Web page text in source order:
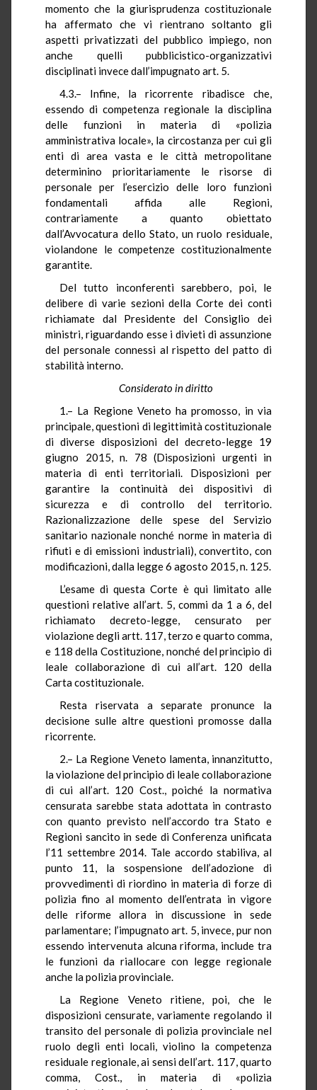
momento che la giurisprudenza costituzionale
ha affermato che vi rientrano soltanto gli
aspetti privatizzati del pubblico impiego, non
anche quelli pubblicistico-organizzativi
disciplinati invece dall’impugnato art. 5.
4.3.– Infine, la ricorrente ribadisce che,
essendo di competenza regionale la disciplina
delle funzioni in materia di «polizia
amministrativa locale», la circostanza per cui gli
enti di area vasta e le città metropolitane
determinino prioritariamente le risorse di
personale per l’esercizio delle loro funzioni
fondamentali affida alle Regioni,
contrariamente a quanto obiettato
dall’Avvocatura dello Stato, un ruolo residuale,
violandone le competenze costituzionalmente
garantite.
Del tutto inconferenti sarebbero, poi, le
delibere di varie sezioni della Corte dei conti
richiamate dal Presidente del Consiglio dei
ministri, riguardando esse i divieti di assunzione
del personale connessi al rispetto del patto di
stabilità interno.
Considerato in diritto
1.– La Regione Veneto ha promosso, in via
principale, questioni di legittimità costituzionale
di diverse disposizioni del decreto-legge 19
giugno 2015, n. 78 (Disposizioni urgenti in
materia di enti territoriali. Disposizioni per
garantire la continuità dei dispositivi di
sicurezza e di controllo del territorio.
Razionalizzazione delle spese del Servizio
sanitario nazionale nonché norme in materia di
rifiuti e di emissioni industriali), convertito, con
modificazioni, dalla legge 6 agosto 2015, n. 125.
L’esame di questa Corte è qui limitato alle
questioni relative all’art. 5, commi da 1 a 6, del
richiamato decreto-legge, censurato per
violazione degli artt. 117, terzo e quarto comma,
e 118 della Costituzione, nonché del principio di
leale collaborazione di cui all’art. 120 della
Carta costituzionale.
Resta riservata a separate pronunce la
decisione sulle altre questioni promosse dalla
ricorrente.
2.– La Regione Veneto lamenta, innanzitutto,
la violazione del principio di leale collaborazione
di cui all’art. 120 Cost., poiché la normativa
censurata sarebbe stata adottata in contrasto
con quanto previsto nell’accordo tra Stato e
Regioni sancito in sede di Conferenza unificata
l’11 settembre 2014. Tale accordo stabiliva, al
punto 11, la sospensione dell’adozione di
provvedimenti di riordino in materia di forze di
polizia fino al momento dell’entrata in vigore
delle riforme allora in discussione in sede
parlamentare; l’impugnato art. 5, invece, pur non
essendo intervenuta alcuna riforma, include tra
le funzioni da riallocare con legge regionale
anche la polizia provinciale.
La Regione Veneto ritiene, poi, che le
disposizioni censurate, variamente regolando il
transito del personale di polizia provinciale nel
ruolo degli enti locali, violino la competenza
residuale regionale, ai sensi dell’art. 117, quarto
comma, Cost., in materia di «polizia